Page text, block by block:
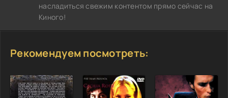
насладиться свежим контентом прямо сейчас на
Киного!
Рекомендуем посмотреть: